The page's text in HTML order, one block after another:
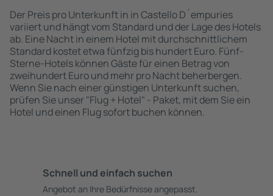
Der Preis pro Unterkunft in in Castello D´empuries
variiert und hängt vom Standard und der Lage des Hotels
ab. Eine Nacht in einem Hotel mit durchschnittlichem
Standard kostet etwa fünfzig bis hundert Euro. Fünf-
Sterne-Hotels können Gäste für einen Betrag von
zweihundert Euro und mehr pro Nacht beherbergen.
Wenn Sie nach einer günstigen Unterkunft suchen,
prüfen Sie unser "Flug + Hotel" - Paket, mit dem Sie ein
Hotel und einen Flug sofort buchen können.
Schnell und einfach suchen
Angebot an Ihre Bedürfnisse angepasst.